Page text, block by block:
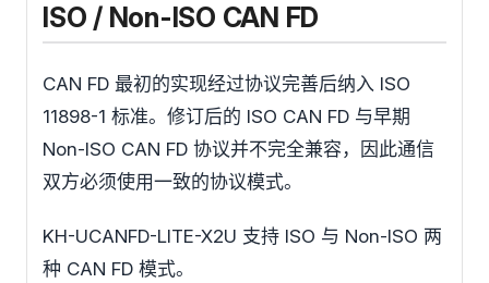
ISO / Non-ISO CAN FD
CAN FD 最初的实现经过协议完善后纳入 ISO
11898-1 标准。修订后的 ISO CAN FD 与早期
Non-ISO CAN FD 协议并不完全兼容，因此通信
双方必须使用一致的协议模式。
KH-UCANFD-LITE-X2U 支持 ISO 与 Non-ISO 两
种 CAN FD 模式。